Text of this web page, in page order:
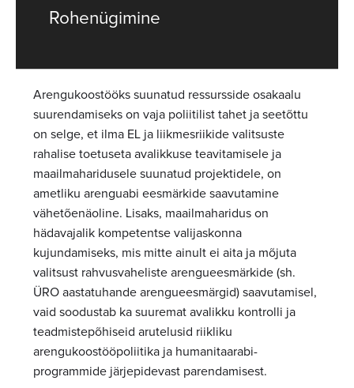
Rohenügimine
Arengukoostööks suunatud ressursside osakaalu
suurendamiseks on vaja poliitilist tahet ja seetõttu
on selge, et ilma EL ja liikmesriikide valitsuste
rahalise toetuseta avalikkuse teavitamisele ja
maailmaharidusele suunatud projektidele, on
ametliku arenguabi eesmärkide saavutamine
vähetõenäoline. Lisaks, maailmaharidus on
hädavajalik kompetentse valijaskonna
kujundamiseks, mis mitte ainult ei aita ja mõjuta
valitsust rahvusvaheliste arengueesmärkide (sh.
ÜRO aastatuhande arengueesmärgid) saavutamisel,
vaid soodustab ka suuremat avalikku kontrolli ja
teadmistepõhiseid arutelusid riikliku
arengukoostööpoliitika ja humanitaarabi-
programmide järjepidevast parendamisest.